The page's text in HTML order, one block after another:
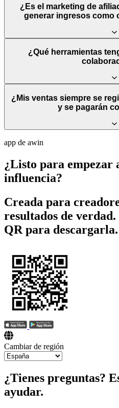
¿Es el marketing de
generar ingresos como
¿Qué herramientas
¿Mis ventas siempre se
y se pagarán
app de awin
¿Listo para empezar
influencia?
Creada para
resultados de verdad.
QR para descargarla.
Cambiar de región
¿Tienes preguntas?
ayudar.